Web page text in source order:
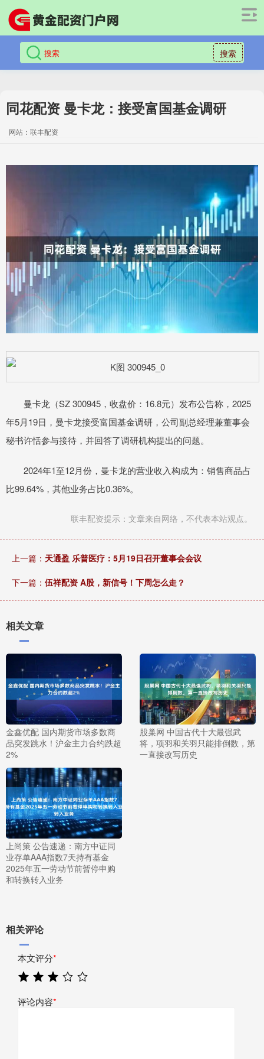
搜索
同花配资 曼卡龙：接受富国基金调研
网站：联丰配资
曼卡龙（SZ 300945，收盘价：16.8元）发布公告称，2025
年5月19日，曼卡龙接受富国基金调研，公司副总经理兼董事会
秘书许恬参与接待，并回答了调研机构提出的问题。
2024年1至12月份，曼卡龙的营业收入构成为：销售商品占
比99.64%，其他业务占比0.36%。
联丰配资提示：文章来自网络，不代表本站观点。
上一篇： 天通盈 乐普医疗：5月19日召开董事会会议
下一篇： 伍祥配资 A股，新信号！下周怎么走？
相关文章
金鑫优配 国内期货市场多数商
品突发跳水！沪金主力合约跌超
2%
股巢网 中国古代十大最强武
将，项羽和关羽只能排倒数，第
一直接改写历史
上尚策 公告速递：南方中证同
业存单AAA指数7天持有基金
2025年五一劳动节前暂停申购
和转换转入业务
相关评论
本文评分*
评论内容*